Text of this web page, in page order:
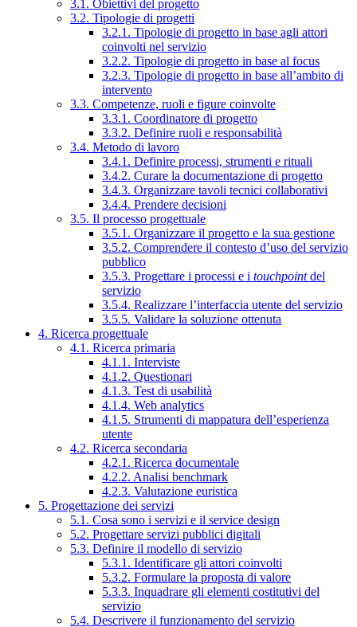
3.1. Obiettivi del progetto
3.2. Tipologie di progetti
3.2.1. Tipologie di progetto in base agli attori
coinvolti nel servizio
3.2.2. Tipologie di progetto in base al focus
3.2.3. Tipologie di progetto in base all’ambito di
intervento
3.3. Competenze, ruoli e figure coinvolte
3.3.1. Coordinatore di progetto
3.3.2. Definire ruoli e responsabilità
3.4. Metodo di lavoro
3.4.1. Definire processi, strumenti e rituali
3.4.2. Curare la documentazione di progetto
3.4.3. Organizzare tavoli tecnici collaborativi
3.4.4. Prendere decisioni
3.5. Il processo progettuale
3.5.1. Organizzare il progetto e la sua gestione
3.5.2. Comprendere il contesto d’uso del servizio
pubblico
3.5.3. Progettare i processi e i touchpointdel
servizio
3.5.4. Realizzare l’interfaccia utente del servizio
3.5.5. Validare la soluzione ottenuta
4. Ricerca progettuale
4.1. Ricerca primaria
4.1.1. Interviste
4.1.2. Questionari
4.1.3. Test di usabilità
4.1.4. Web analytics
4.1.5. Strumenti di mappatura dell’esperienza
utente
4.2. Ricerca secondaria
4.2.1. Ricerca documentale
4.2.2. Analisi benchmark
4.2.3. Valutazione euristica
5. Progettazione dei servizi
5.1. Cosa sono i servizi e il service design
5.2. Progettare servizi pubblici digitali
5.3. Definire il modello di servizio
5.3.1. Identificare gli attori coinvolti
5.3.2. Formulare la proposta di valore
5.3.3. Inquadrare gli elementi costitutivi del
servizio
5.4. Descrivere il funzionamento del servizio